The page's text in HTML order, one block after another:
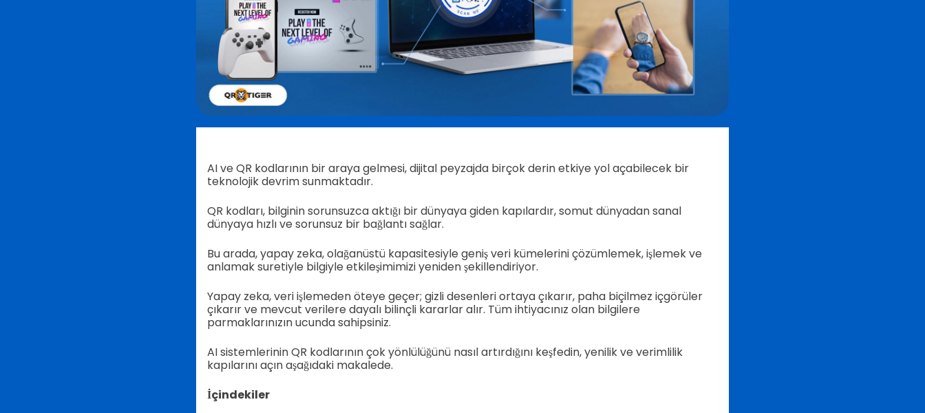
AI ve QR kodlarının bir araya gelmesi, dijital peyzajda birçok derin etkiye yol açabilecek bir
teknolojik devrim sunmaktadır.
QR kodları, bilginin sorunsuzca aktığı bir dünyaya giden kapılardır, somut dünyadan sanal
dünyaya hızlı ve sorunsuz bir bağlantı sağlar.
Bu arada, yapay zeka, olağanüstü kapasitesiyle geniş veri kümelerini çözümlemek, işlemek ve
anlamak suretiyle bilgiyle etkileşimimizi yeniden şekillendiriyor.
Yapay zeka, veri işlemeden öteye geçer; gizli desenleri ortaya çıkarır, paha biçilmez içgörüler
çıkarır ve mevcut verilere dayalı bilinçli kararlar alır. Tüm ihtiyacınız olan bilgilere
parmaklarınızın ucunda sahipsiniz.
AI sistemlerinin QR kodlarının çok yönlülüğünü nasıl artırdığını keşfedin, yenilik ve verimlilik
kapılarını açın aşağıdaki makalede.
İçindekiler